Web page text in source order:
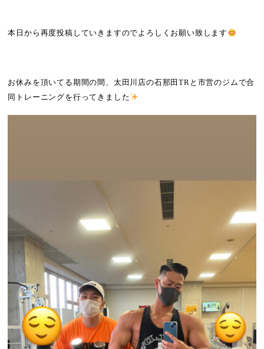
本日から再度投稿していきますのでよろしくお願い致します
お休みを頂いてる期間の間、太田川店の石那田TR と市営のジムで合
同トレーニングを行ってきました